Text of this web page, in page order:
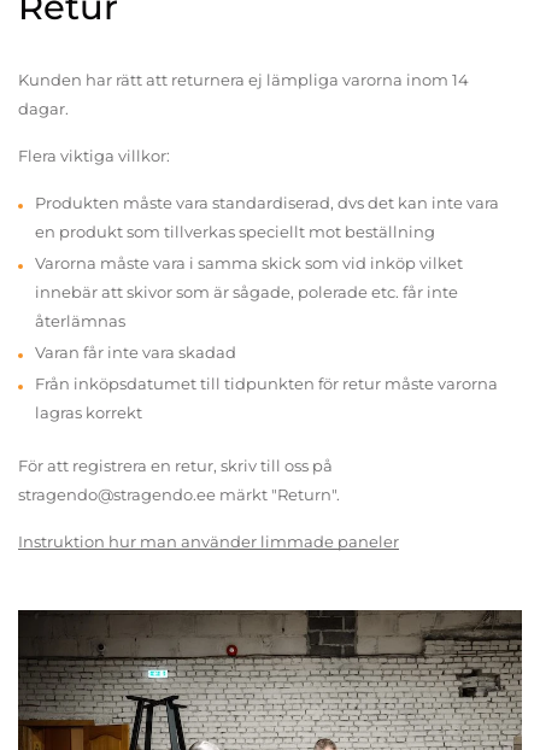
Kunden har rätt att returnera ej lämpliga varorna inom 14
dagar.
Flera viktiga villkor:
Produkten måste vara standardiserad, dvs det kan inte vara
en produkt som tillverkas speciellt mot beställning
Varorna måste vara i samma skick som vid inköp vilket
innebär att skivor som är sågade, polerade etc. får inte
återlämnas
Varan får inte vara skadad
Från inköpsdatumet till tidpunkten för retur måste varorna
lagras korrekt
För att registrera en retur, skriv till oss på
stragendo@stragendo.ee märkt "Return".
Instruktion hur man använder limmade paneler